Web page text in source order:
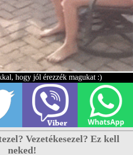
hogy jól érezzék magukat :)
Vezetékesezel? Ez kell
neked!